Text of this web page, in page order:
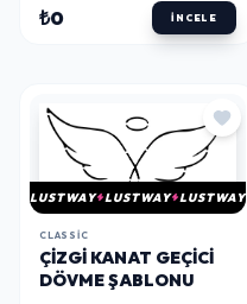
₺0 İNCELE
LUSTWAY LUSTWAY LUSTWAY
CLASSIC
ÇIZGI KANAT GEÇICI
DÖVME ŞABLONU